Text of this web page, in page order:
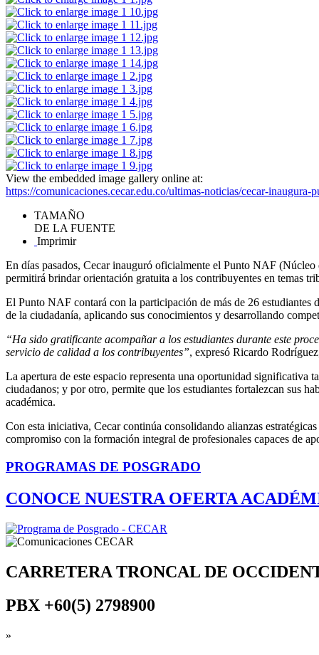
View the embedded image gallery online at:
https://comunicaciones.cecar.edu.co/ultimas-noticias/cecar-
TAMAÑO
DE LA FUENTE
Imprimir
En días pasados, Cecar inauguró oficialmente el Punto NAF
permitirá brindar orientación gratuita a los contribuyentes en temas
El Punto NAF contará con la participación de más de 26 estudiantes
de la ciudadanía, aplicando sus conocimientos y desarrollando
“Ha sido gratificante acompañar a los estudiantes durante este
servicio de calidad a los contribuyentes”, expresó Ricardo
La apertura de este espacio representa una oportunidad
ciudadanos; y por otro, permite que los estudiantes fortalezcan sus
académica.
Con esta iniciativa, Cecar continúa consolidando alianzas
compromiso con la formación integral de profesionales capaces de
PROGRAMAS DE POSGRADO
CONOCE NUESTRA OFERTA
CARRETERA TRONCAL DE
PBX +60(5) 2798900
»